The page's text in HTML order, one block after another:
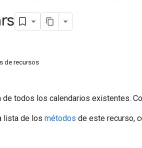
de recursos
de todos los calendarios existentes.
lista de los métodos de este recurso,